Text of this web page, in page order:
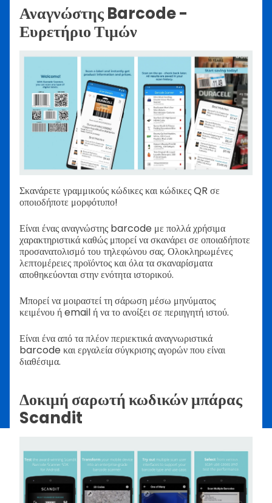
Αναγνώστης Barcode -
Ευρετήριο Τιμών
Σκανάρετε γραμμικούς κώδικες και κώδικες QR σε
οποιοδήποτε μορφότυπο!
Είναι ένας αναγνώστης barcode με πολλά χρήσιμα
χαρακτηριστικά καθώς μπορεί να σκανάρει σε οποιαδήποτε
προσανατολισμό του τηλεφώνου σας. Ολοκληρωμένες
λεπτομέρειες προϊόντος και όλα τα σκαναρίσματα
αποθηκεύονται στην ενότητα ιστορικού.
Μπορεί να μοιραστεί τη σάρωση μέσω μηνύματος
κειμένου ή email ή να το ανοίξει σε περιηγητή ιστού.
Είναι ένα από τα πλέον περιεκτικά αναγνωριστικά
barcode και εργαλεία σύγκρισης αγορών που είναι
διαθέσιμα.
Δοκιμή σαρωτή κωδικών μπάρας
Scandit